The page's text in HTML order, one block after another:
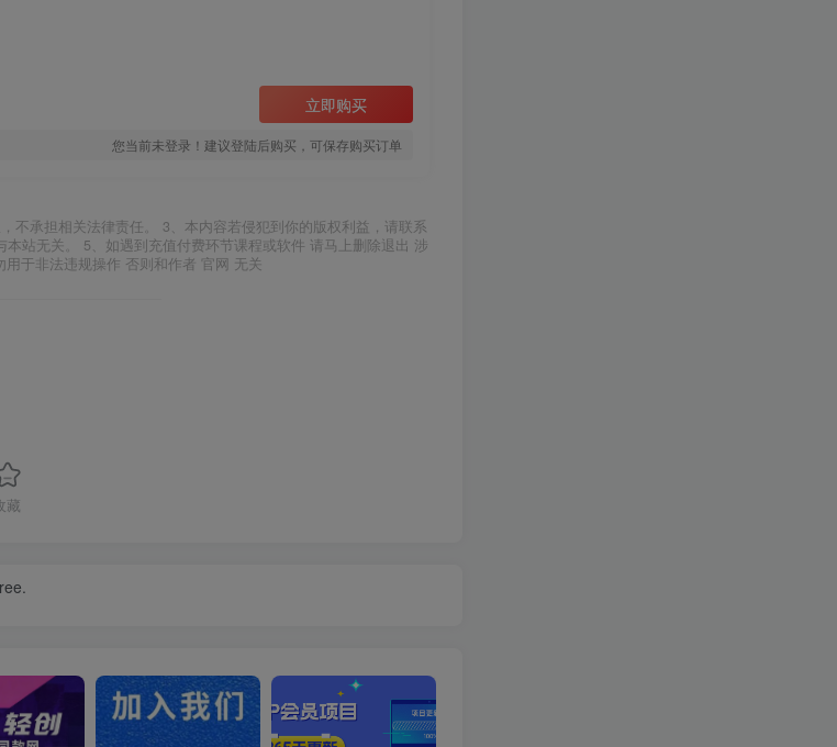
立即购买
您当前未登录！建议登陆后购买，可保存购买订单
不承担相关法律责任。 3、本内容若侵犯到你的版权利益，请联系
站无关。 5、如遇到充值付费环节课程或软件 请马上删除退出 涉
于非法违规操作 否则和作者 官网 无关
藏